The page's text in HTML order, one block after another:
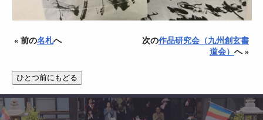
« 前の名札へ 次の作品研究会（九州創玄書
道会） へ »